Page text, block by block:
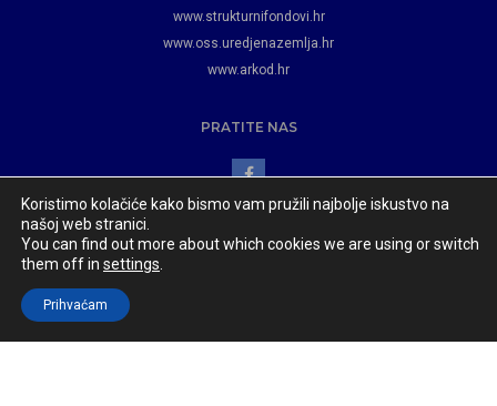
www.strukturnifondovi.hr
www.oss.uredjenazemlja.hr
www.arkod.hr
PRATITE NAS
© 2023 Razvoj i održavanje:
Koristimo kolačiće kako bismo vam pružili najbolje iskustvo na
našoj web stranici.
You can find out more about which cookies we are using or switch
them off in settings
Prihvaćam